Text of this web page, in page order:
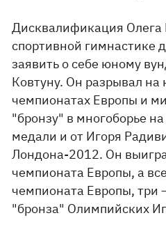
Дисквалификация Олега
спортивной гимнастике
заявить о себе юному
Ковтуну. Он разрывал на
чемпионатах Европы и
"бронзу" в многоборье
медали и от Игоря
Лондона-2012. Он
чемпионата Европы, а
чемпионата Европы, три
"бронза" Олимпийских